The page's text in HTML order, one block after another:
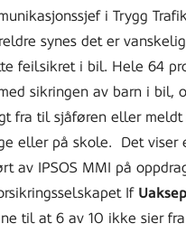
i Trygg
synes det er
feilsikret i bil. Hele 64
sikringen av barn i bil,
fra til sjåføren eller meldt
eller på skole. Det viser
av IPSOS MMI på
If
til at 6 av 10 ikke sier